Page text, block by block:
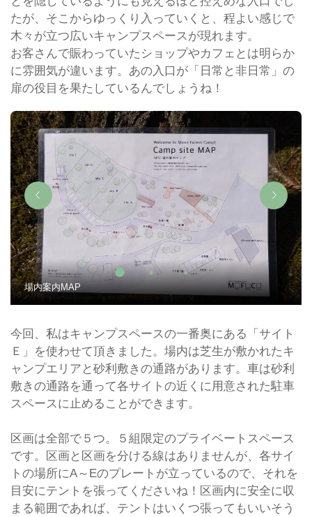
たが、そこからゆっくり入っていくと、程よい感じで
木々が立つ広いキャンプスペースが現れます。
お客さんで賑わっていたショップやカフェとは明らか
に雰囲気が違います。あの入口が「日常と非日常」の
扉の役目を果たしているんでしょうね！
場内案内MAP
今回、私はキャンプスペースの一番奥にある「サイト
Ｅ」を使わせて頂きました。場内は芝生が敷かれたキ
ャンプエリアと砂利敷きの通路があります。車は砂利
敷きの通路を通って各サイトの近くに用意された駐車
スペースに止めることができます。
区画は全部で５つ。５組限定のプライベートスペース
です。区画と区画を分ける線はありませんが、各サイ
トの場所にA～Eのプレートが立っているので、それを
目安にテントを張ってくださいね！区画内に安全に収
まる範囲であれば、テントはいくつ張ってもいいそう